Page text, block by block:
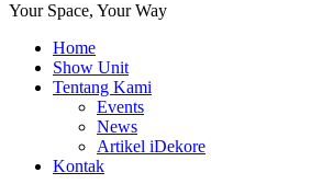
Your Space, Your Way
Home
Show Unit
Tentang Kami
Events
News
Artikel iDekore
Kontak